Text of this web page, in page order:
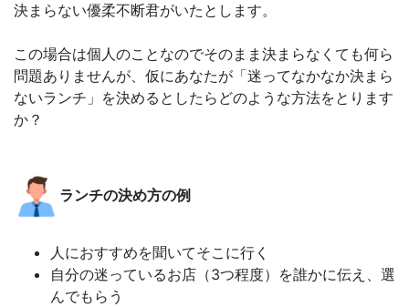
決まらない優柔不断君がいたとします。
この場合は個人のことなのでそのまま決まらなくても何ら
問題ありませんが、仮にあなたが「迷ってなかなか決まら
ないランチ」を決めるとしたらどのような方法をとります
か？
ランチの決め方の例
人におすすめを聞いてそこに行く
自分の迷っているお店（3つ程度）を誰かに伝え、選
んでもらう